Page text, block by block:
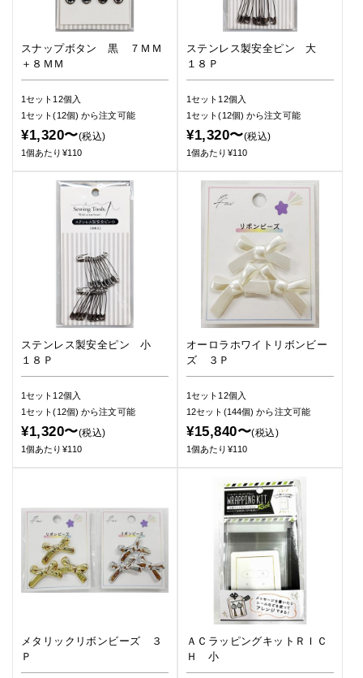
スナップボタン 黒 ７ＭＭ
＋８ＭＭ
1セット12個入
1セット(12個)から注文可能
¥1,320〜(税込)
1個あたり¥110
ステンレス製安全ピン 大
１８Ｐ
1セット12個入
1セット(12個)から注文可能
¥1,320〜(税込)
1個あたり¥110
ステンレス製安全ピン 小
１８Ｐ
1セット12個入
1セット(12個)から注文可能
¥1,320〜(税込)
1個あたり¥110
オーロラホワイトリボンビー
ズ ３Ｐ
1セット12個入
12セット(144個)から注文可能
¥15,840〜(税込)
1個あたり¥110
メタリックリボンビーズ ３
Ｐ
ＡＣラッピングキットＲＩＣ
Ｈ 小